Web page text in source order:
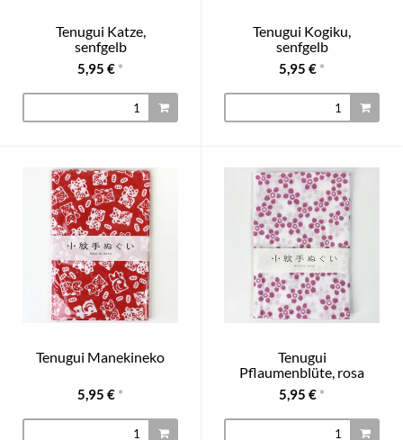
Tenugui Katze,
senfgelb
5,95 € *
Tenugui Kogiku,
senfgelb
5,95 € *
Tenugui Manekineko
5,95 € *
Tenugui
Pflaumenblüte, rosa
5,95 € *